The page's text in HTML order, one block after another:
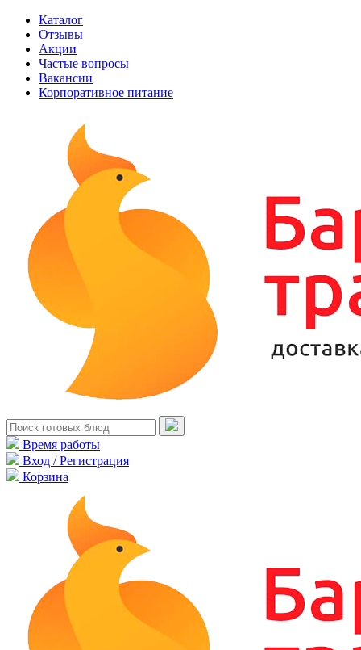
Каталог
Отзывы
Акции
Частые вопросы
Вакансии
Корпоративное питание
Время работы
Вход / Регистрация
Корзина